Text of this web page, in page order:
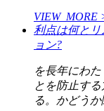
VIEW_MORE
利点は何と
ョン?
を長年にわ
とを防止す
る。かどう